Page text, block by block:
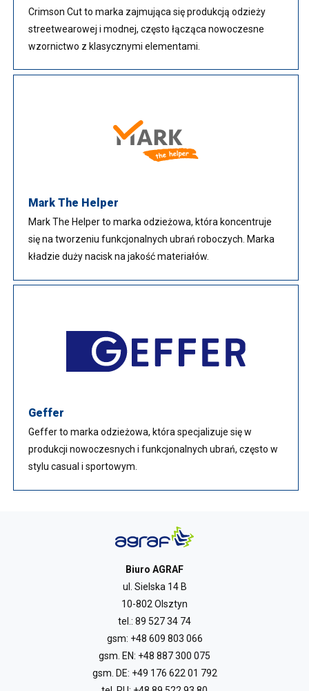
Crimson Cut to marka zajmująca się produkcją odzieży
streetwearowej i modnej, często łącząca nowoczesne
wzornictwo z klasycznymi elementami.
Mark The Helper
Mark The Helper to marka odzieżowa, która koncentruje
się na tworzeniu funkcjonalnych ubrań roboczych. Marka
kładzie duży nacisk na jakość materiałów.
Geffer
Geffer to marka odzieżowa, która specjalizuje się w
produkcji nowoczesnych i funkcjonalnych ubrań, często w
stylu casual i sportowym.
Biuro AGRAF
ul. Sielska 14 B
10-802 Olsztyn
tel.: 89 527 34 74
gsm: +48 609 803 066
gsm. EN: +48 887 300 075
gsm. DE: +49 176 622 01 792